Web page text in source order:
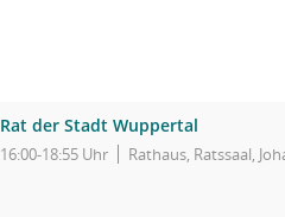
Rat der Stadt Wuppertal
16:00-18:55 Uhr Rathaus, Ratssaal,